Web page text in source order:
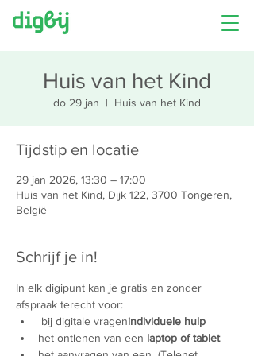
Huis van het Kind
do 29 jan
  |
Huis van het Kind
Tijdstip en locatie
29 jan 2026, 13:30 – 17:00
Huis van het Kind, Dijk 122, 3700 Tongeren,
België
Schrijf je in!
In elk digipunt kan je gratis en zonder
afspraak terecht voor:
bij digitale vragenindividuele hulp
het ontlenen van een laptop of tablet